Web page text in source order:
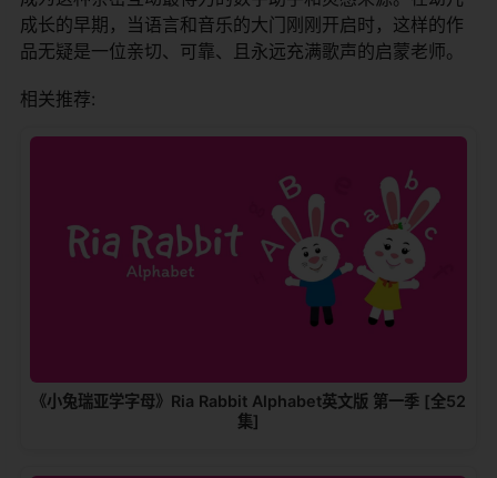
成长的早期，当语言和音乐的大门刚刚开启时，这样的作
品无疑是一位亲切、可靠、且永远充满歌声的启蒙老师。
相关推荐:
《小兔瑞亚学字母》Ria Rabbit Alphabet英文版 第一季 [全52
集]